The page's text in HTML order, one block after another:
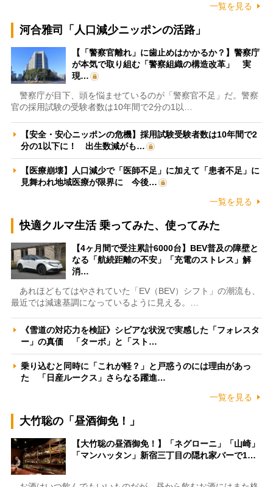
一覧を見る
河合雅司「人口減少ニッポンの活路」
【「警察官離れ」に歯止めはかかるか？】警察庁
が本気で取り組む「警察組織の構造改革」 実
現…
警察庁が目下、頭を悩ませているのが「警察官不足」だ。警察
官の採用試験の受験者数は10年間で2分の1以…
【安全・安心ニッポンの危機】採用試験受験者数は10年間で2
分の1以下に！ 出生数減がも…
【医療崩壊】人口減少で「医師不足」に加えて「患者不足」に
見舞われ地域医療が限界に 今後…
一覧を見る
快適クルマ生活 乗ってみた、使ってみた
【4ヶ月間で受注累計6000台】BEV普及の障壁と
なる「航続距離の不安」「充電のストレス」解
消…
あれほどもてはやされていた「EV（BEV）シフト」の潮流も、
最近では減速基調になっているように見える。…
《雪道の対応力を検証》シビアな状況で実感した「フォレスタ
ー」の真価 「ターボ」と「スト…
乗り込むと同時に「これが軽？」と戸惑うのには理由があっ
た 「日産ルークス」さらなる躍進…
一覧を見る
大竹聡の「昼酒御免！」
【大竹聡の昼酒御免！】「ネグローニ」「山崎」
「マンハッタン」新宿三丁目の隠れ家バーで1…